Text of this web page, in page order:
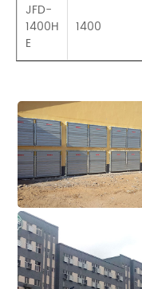
JFD-
1400H
E
1400